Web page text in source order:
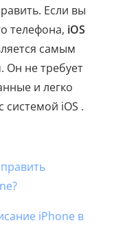
Если вы
телефона, iOS
самым
не требует
и легко
iOS .
iPhone в